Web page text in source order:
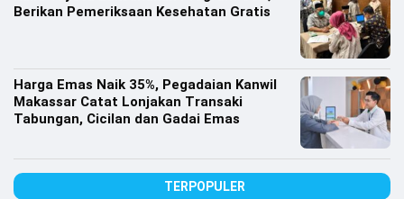
Berikan Pemeriksaan Kesehatan Gratis
Harga Emas Naik 35%, Pegadaian Kanwil
Makassar Catat Lonjakan Transaki
Tabungan, Cicilan dan Gadai Emas
TERPOPULER